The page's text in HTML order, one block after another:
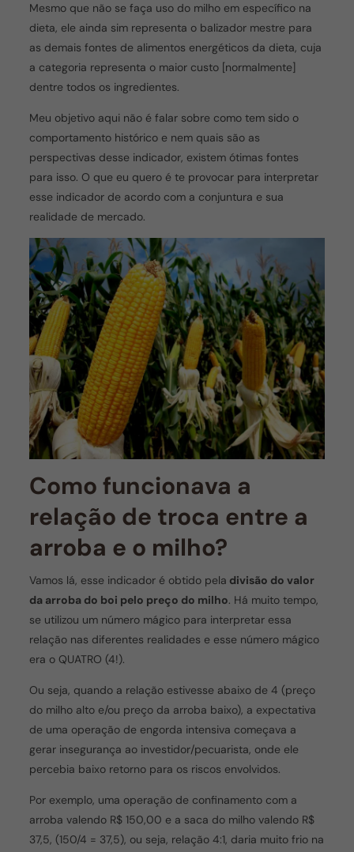
Mesmo que não se faça uso do milho em específico na
dieta, ele ainda sim representa o balizador mestre para
as demais fontes de alimentos energéticos da dieta, cuja
a categoria representa o maior custo [normalmente]
dentre todos os ingredientes.
Meu objetivo aqui não é falar sobre como tem sido o
comportamento histórico e nem quais são as
perspectivas desse indicador, existem ótimas fontes
para isso. O que eu quero é te provocar para interpretar
esse indicador de acordo com a conjuntura e sua
realidade de mercado.
Como funcionava a
relação de troca entre a
arroba e o milho?
Vamos lá, esse indicador é obtido pela divisão do valor
da arroba do boi pelo preço do milho. Há muito tempo,
se utilizou um número mágico para interpretar essa
relação nas diferentes realidades e esse número mágico
era o QUATRO (4!).
Ou seja, quando a relação estivesse abaixo de 4 (preço
do milho alto e/ou preço da arroba baixo), a expectativa
de uma operação de engorda intensiva começava a
gerar insegurança ao investidor/pecuarista, onde ele
percebia baixo retorno para os riscos envolvidos.
Por exemplo, uma operação de confinamento com a
arroba valendo R$ 150,00 e a saca do milho valendo R$
37,5, (150/4 = 37,5), ou seja, relação 4:1, daria muito frio na